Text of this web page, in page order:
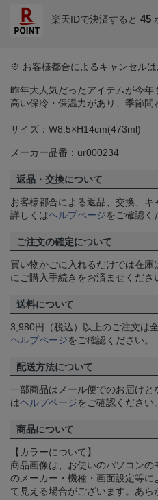
楽天IDで決済すると 45
※ お客様都合によるキャンセルは
昨年大人気だったアイテムが今年
高い保冷・保温力があり、季節問
サイズ：W8.5×H14cm(473ml)
メーカー品番：ur000234
返品・交換について
お客様都合による返品、交換、キ
詳しくはヘルプページをご確認く
ご注文の確定について
買い物かごに入れるだけでは在
にご購入手続きをお済ませくださ
送料について
3,980円（税込）以上のご注文は
ヘルプページをご確認ください。
配送方法について
一部商品はメール便でのお届けと
はヘルプページをご確認ください。
商品について
【カラーについて】
商品画像は、お使いのパソコン
のメーカー・機種・画面設定等
て見える場合がございます。あら